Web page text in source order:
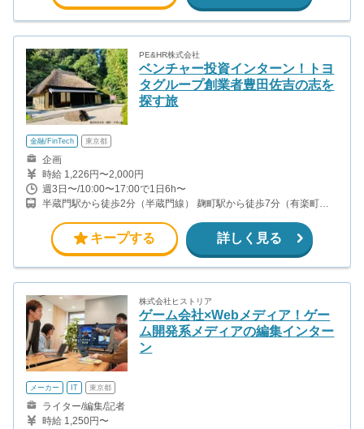
PE&HR株式会社
ベンチャー投資インターン！トヨ
タグループ創業者豊田佐吉の志を
探す旅
金融/FinTech 東京都
企画
時給 1,226円〜2,000円
週3日〜/10:00〜17:00で1日6h〜
半蔵門駅から徒歩2分（半蔵門線） 麹町駅から徒歩7分（有楽町
キープする 詳しく見る
株式会社ヒストリア
ゲーム会社×Webメディア！ゲー
ム開発系メディアの編集インター
ン
メーカー IT 東京都
ライター/編集/記者
時給 1,250円〜